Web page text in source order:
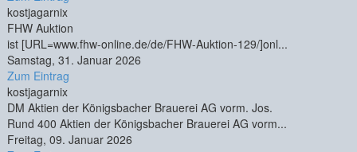
kostjagarnix
FHW Auktion
ist [URL=www.fhw-online.de/de/FHW-Auktion-129/]onl...
Samstag, 31. Januar 2026
Zum Eintrag
kostjagarnix
DM Aktien der Königsbacher Brauerei AG vorm. Jos.
Rund 400 Aktien der Königsbacher Brauerei AG vorm...
Freitag, 09. Januar 2026